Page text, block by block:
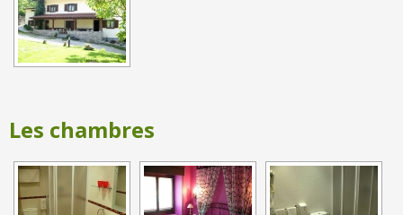
Les chambres